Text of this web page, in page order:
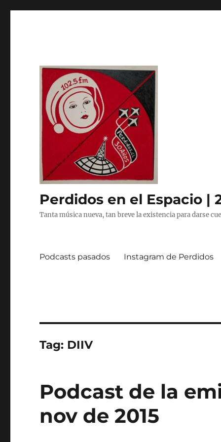
Perdidos en el Espacio |
Tanta música nueva, tan breve la existencia para darse
Podcasts pasados Instagram de Perdidos
Tag: DIIV
Podcast de la
nov de 2015